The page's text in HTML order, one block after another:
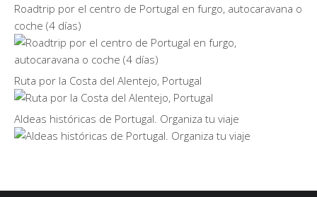
Roadtrip por el centro de Portugal en furgo, autocaravana o
coche (4 días)
Ruta por la Costa del Alentejo, Portugal
Aldeas históricas de Portugal. Organiza tu viaje